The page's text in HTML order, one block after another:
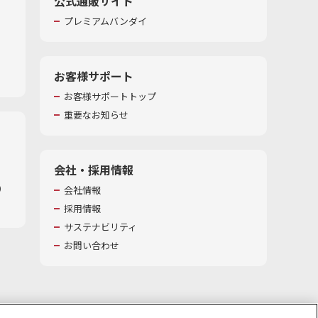
プレミアムバンダイ
お客様サポート
お客様サポートトップ
重要なお知らせ
会社・採用情報
会社情報
採用情報
サステナビリティ
お問い合わせ